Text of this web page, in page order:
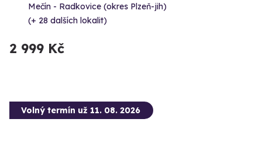
Mečín - Radkovice (okres Plzeň-jih)
(+ 28 dalších lokalit)
2 999 Kč
Volný termín už 11. 08. 2026